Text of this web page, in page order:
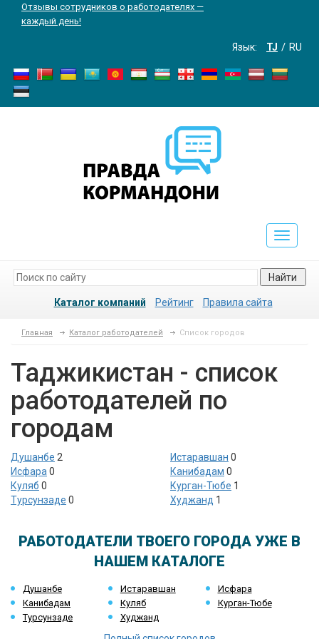
Отзывы сотрудников о работодателях —
каждый день!
Язык: TJ RU
Toggle
Найти
Каталог компаний Рейтинг Правила сайта
Главная Каталог работодателей Список городов
Таджикистан - список
работодателей по
городам
Душанбе 2 Истаравшан 0
Исфара 0 Канибадам 0
Куляб 0 Курган-Тюбе 1
Турсунзаде 0 Худжанд 1
РАБОТОДАТЕЛИ ТВОЕГО ГОРОДА УЖЕ В
НАШЕМ КАТАЛОГЕ
Душанбе Истаравшан
Исфара
Канибадам
Куляб
Курган-Тюбе
Турсунзаде
Худжанд